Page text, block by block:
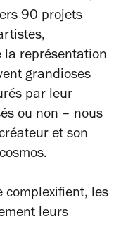
90 projets
la représentation
grandioses
par leur
ou non – nous
et son
complexifient, les
leurs